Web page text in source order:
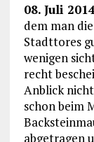
08. Juli
dem man
Stadttores
wenigen
recht
Anblick
schon beim
abgetragen